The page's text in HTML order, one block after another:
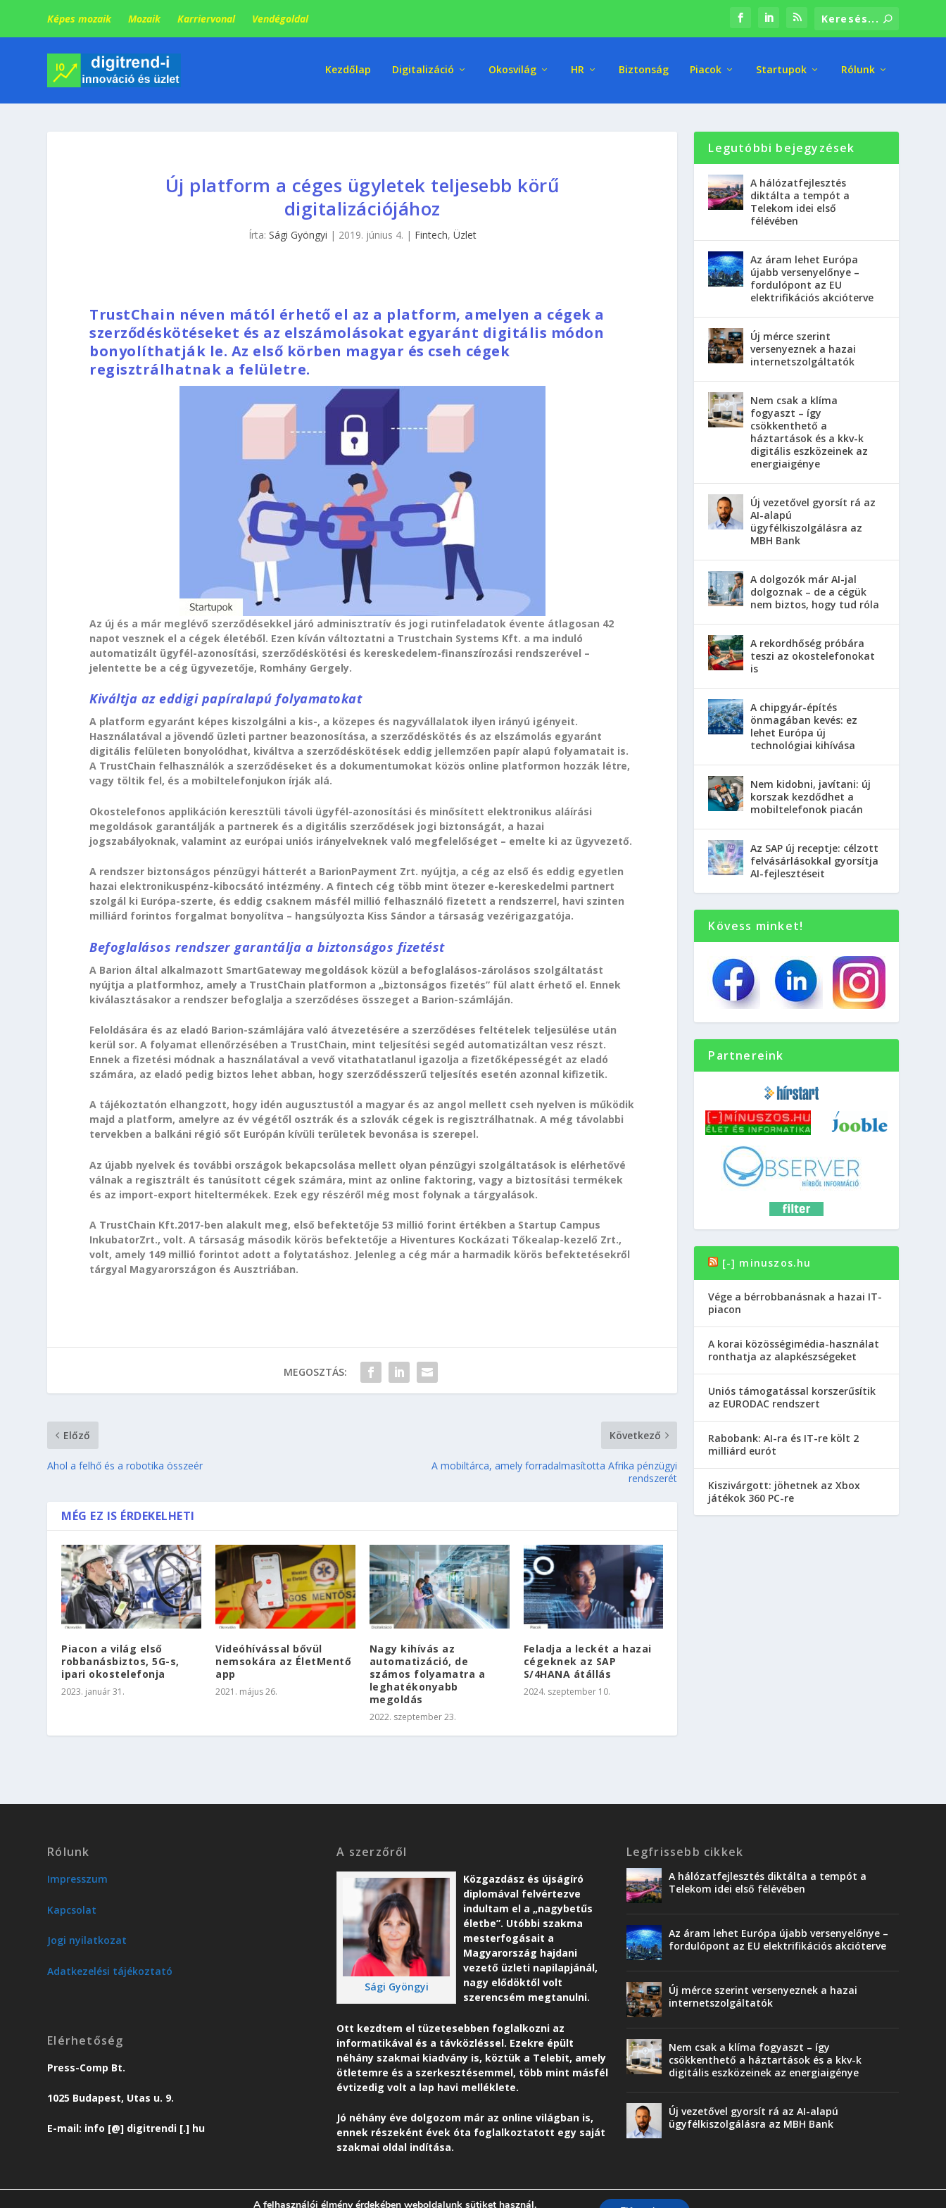
Képes mozaik Mozaik Karriervonal Vendégoldal
Kezdőlap Digitalizáció Okosvilág HR Biztonság Piacok Startupok Rólunk
Új platform a céges ügyletek teljesebb körű
digitalizációjához
Írta: Sági Gyöngyi | 2019. június 4. | Fintech, Üzlet
TrustChain néven mától érhető el az a platform, amelyen a cégek a
szerződéskötéseket és az elszámolásokat egyaránt digitális módon
bonyolíthatják le. Az első körben magyar és cseh cégek
regisztrálhatnak a felületre.
Az új és a már meglévő szerződésekkel járó adminisztratív és jogi rutinfeladatok évente átlagosan 42
napot vesznek el a cégek életéből. Ezen kíván változtatni a Trustchain Systems Kft. a ma induló
automatizált ügyfél-azonosítási, szerződéskötési és kereskedelem-finanszírozási rendszerével –
jelentette be a cég ügyvezetője, Romhány Gergely.
Kiváltja az eddigi papíralapú folyamatokat
A platform egyaránt képes kiszolgálni a kis-, a közepes és nagyvállalatok ilyen irányú igényeit.
Használatával a jövendő üzleti partner beazonosítása, a szerződéskötés és az elszámolás egyaránt
digitális felületen bonyolódhat, kiváltva a szerződéskötések eddig jellemzően papír alapú folyamatait is.
A TrustChain felhasználók a szerződéseket és a dokumentumokat közös online platformon hozzák létre,
vagy töltik fel, és a mobiltelefonjukon írják alá.
Okostelefonos applikáción keresztüli távoli ügyfél-azonosítási és minősített elektronikus aláírási
megoldások garantálják a partnerek és a digitális szerződések jogi biztonságát, a hazai
jogszabályoknak, valamint az európai uniós irányelveknek való megfelelőséget – emelte ki az ügyvezető.
A rendszer biztonságos pénzügyi hátterét a BarionPayment Zrt. nyújtja, a cég az első és eddig egyetlen
hazai elektronikuspénz-kibocsátó intézmény. A fintech cég több mint ötezer e-kereskedelmi partnert
szolgál ki Európa-szerte, és eddig csaknem másfél millió felhasználó fizetett a rendszerrel, havi szinten
milliárd forintos forgalmat bonyolítva – hangsúlyozta Kiss Sándor a társaság vezérigazgatója.
Befoglalásos rendszer garantálja a biztonságos fizetést
A Barion által alkalmazott SmartGateway megoldások közül a befoglalásos-zárolásos szolgáltatást
nyújtja a platformhoz, amely a TrustChain platformon a „biztonságos fizetés” fül alatt érhető el. Ennek
kiválasztásakor a rendszer befoglalja a szerződéses összeget a Barion-számláján.
Feloldására és az eladó Barion-számlájára való átvezetésére a szerződéses feltételek teljesülése után
kerül sor. A folyamat ellenőrzésében a TrustChain, mint teljesítési segéd automatizáltan vesz részt.
Ennek a fizetési módnak a használatával a vevő vitathatatlanul igazolja a fizetőképességét az eladó
számára, az eladó pedig biztos lehet abban, hogy szerződésszerű teljesítés esetén azonnal kifizetik.
A tájékoztatón elhangzott, hogy idén augusztustól a magyar és az angol mellett cseh nyelven is működik
majd a platform, amelyre az év végétől osztrák és a szlovák cégek is regisztrálhatnak. A még távolabbi
tervekben a balkáni régió sőt Európán kívüli területek bevonása is szerepel.
Az újabb nyelvek és további országok bekapcsolása mellett olyan pénzügyi szolgáltatások is elérhetővé
válnak a regisztrált és tanúsított cégek számára, mint az online faktoring, vagy a biztosítási termékek
és az import-export hiteltermékek. Ezek egy részéről még most folynak a tárgyalások.
A TrustChain Kft.2017-ben alakult meg, első befektetője 53 millió forint értékben a Startup Campus
InkubatorZrt., volt. A társaság második körös befektetője a Hiventures Kockázati Tőkealap-kezelő Zrt.,
volt, amely 149 millió forintot adott a folytatáshoz. Jelenleg a cég már a harmadik körös befektetésekről
tárgyal Magyarországon és Ausztriában.
MEGOSZTÁS:
Előző
Ahol a felhő és a robotika összeér
Következő
A mobiltárca, amely forradalmasította Afrika pénzügyi
rendszerét
MÉG EZ IS ÉRDEKELHETI
Piacon a világ első
robbanásbiztos, 5G-s,
ipari okostelefonja
2023. január 31.
Videóhívással bővül
nemsokára az ÉletMentő
app
2021. május 26.
Nagy kihívás az
automatizáció, de
számos folyamatra a
leghatékonyabb
megoldás
2022. szeptember 23.
Feladja a leckét a hazai
cégeknek az SAP
S/4HANA átállás
2024. szeptember 10.
Legutóbbi bejegyzések
A hálózatfejlesztés
diktálta a tempót a
Telekom idei első
félévében
Az áram lehet Európa
újabb versenyelőnye –
fordulópont az EU
elektrifikációs akcióterve
Új mérce szerint
versenyeznek a hazai
internetszolgáltatók
Nem csak a klíma
fogyaszt – így
csökkenthető a
háztartások és a kkv-k
digitális eszközeinek az
energiaigénye
Új vezetővel gyorsít rá az
AI-alapú
ügyfélkiszolgálásra az
MBH Bank
A dolgozók már AI-jal
dolgoznak – de a cégük
nem biztos, hogy tud róla
A rekordhőség próbára
teszi az okostelefonokat
is
A chipgyár-építés
önmagában kevés: ez
lehet Európa új
technológiai kihívása
Nem kidobni, javítani: új
korszak kezdődhet a
mobiltelefonok piacán
Az SAP új receptje: célzott
felvásárlásokkal gyorsítja
AI-fejlesztéseit
Kövess minket!
Partnereink
[-] minuszos.hu
Vége a bérrobbanásnak a hazai IT-
piacon
A korai közösségimédia-használat
ronthatja az alapkészségeket
Uniós támogatással korszerűsítik
az EURODAC rendszert
Rabobank: AI-ra és IT-re költ 2
milliárd eurót
Kiszivárgott: jöhetnek az Xbox
játékok 360 PC-re
Rólunk
Impresszum
Kapcsolat
Jogi nyilatkozat
Adatkezelési tájékoztató
Elérhetőség
Press-Comp Bt.
1025 Budapest, Utas u. 9.
E-mail: info [@] digitrendi [.] hu
A szerzőről
Sági Gyöngyi
Közgazdász és újságíró
diplomával felvértezve
indultam el a „nagybetűs
életbe”. Utóbbi szakma
mesterfogásait a
Magyarország hajdani
vezető üzleti napilapjánál,
nagy elődöktől volt
szerencsém megtanulni.
Ott kezdtem el tüzetesebben foglalkozni az
informatikával és a távközléssel. Ezekre épült
néhány szakmai kiadvány is, köztük a Telebit, amely
ötletemre és a szerkesztésemmel, több mint másfél
évtizedig volt a lap havi melléklete.
Jó néhány éve dolgozom már az online világban is,
ennek részeként évek óta foglalkoztatott egy saját
szakmai oldal indítása.
Legfrissebb cikkek
A hálózatfejlesztés diktálta a tempót a
Telekom idei első félévében
Az áram lehet Európa újabb versenyelőnye –
fordulópont az EU elektrifikációs akcióterve
Új mérce szerint versenyeznek a hazai
internetszolgáltatók
Nem csak a klíma fogyaszt – így
csökkenthető a háztartások és a kkv-k
digitális eszközeinek az energiaigénye
Új vezetővel gyorsít rá az AI-alapú
ügyfélkiszolgálásra az MBH Bank
A felhasználói élmény érdekében weboldalunk sütiket használ.